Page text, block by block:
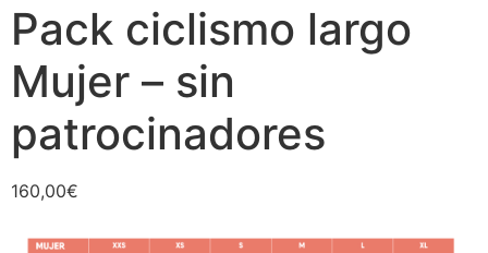
Pack ciclismo largo
Mujer – sin
patrocinadores
160,00€